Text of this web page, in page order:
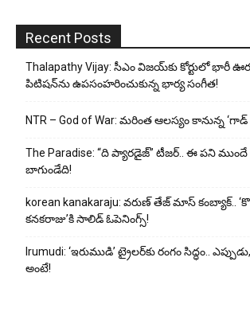
Recent Posts
Thalapathy Vijay: సీఎం విజయ్‌కు కోర్టులో భారీ
పిటిషన్‌ను ఉపసంహరించుకున్న భార్య సంగీత!
NTR – God of War: మరింత ఆలస్యం కానున్న
The Paradise: “ది ప్యారడైజ్” టీజర్.. ఈ పని
బాగుండేది!
korean kanakaraju: వరుణ్ తేజ్ మాస్ కంబ్యాక్..
కనకరాజు’కి సాలిడ్ ఓపెనింగ్స్!
Irumudi: ‘ఇరుముడి’ ట్రైలర్‌కు రంగం సిద్ధం..
అంటే!